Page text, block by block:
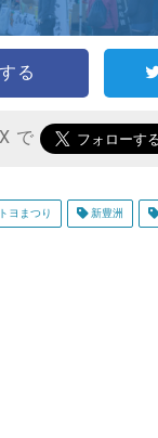
る
X で
ヨまつり 新豊洲